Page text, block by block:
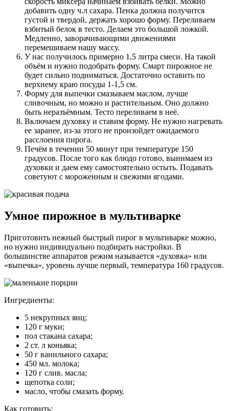
добавить одну ч.л сахара. Пенка должна получится
густой и твердой, держать хорошо форму. Переливаем
взбитый белок в тесто. Делаем это большой ложкой.
Медленно, заворачивающими движениями
перемешиваем нашу массу.
У нас получилось примерно 1,5 литра смеси. На такой
объём и нужно подобрать форму. Смарт пирожное не
будет сильно подниматься. Достаточно оставить по
верхнему краю посуды 1-1,5 см.
Форму для выпечки смазываем маслом, лучше
сливочным, но можно и растительным. Оно должно
быть неразъёмным. Тесто переливаем в неё.
Включаем духовку и ставим форму. Не нужно нагревать
ее заранее, из-за этого не произойдет ожидаемого
расслоения пирога.
Печём в течении 50 минут при температуре 150
градусов. После того как блюдо готово, вынимаем из
духовки и даем ему самостоятельно остыть. Подавать
советуют с мороженным и свежими ягодами.
Умное пирожное в мультиварке
Приготовить нежный быстрый пирог в мультиварке можно,
но нужно индивидуально подбирать настройки. В
большинстве аппаратов режим называется «духовка» или
«выпечка», уровень лучше первый, температура 160 градусов.
Ингредиенты:
5 некрупных яиц;
120 г муки;
пол стакана сахара;
2 ст. л коньяка;
50 г ванильного сахара;
450 мл. молока;
120 г слив. масла;
щепотка соли;
масло, чтобы смазать форму.
Как готовить: